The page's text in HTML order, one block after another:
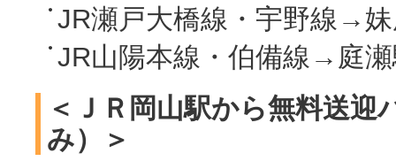
JR瀬戸大橋線・宇野線→
JR山陽本線・伯備線→庭
＜ＪＲ岡山駅から無料送
み）＞